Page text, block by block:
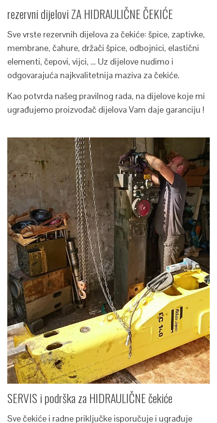
rezervni dijelovi ZA HIDRAULIČNE ČEKIĆE
Sve vrste rezervnih dijelova za čekiće: špice, zaptivke,
membrane, čahure, držači špice, odbojnici, elastični
elementi, čepovi, vijci, … Uz dijelove nudimo i
odgovarajuća najkvalitetnija maziva za čekiće.
Kao potvrda našeg pravilnog rada, na dijelove koje mi
ugrađujemo proizvođač dijelova Vam daje garanciju !
SERVIS i podrška za HIDRAULIČNE čekiće
Sve čekiće i radne priključke isporučuje i ugrađuje